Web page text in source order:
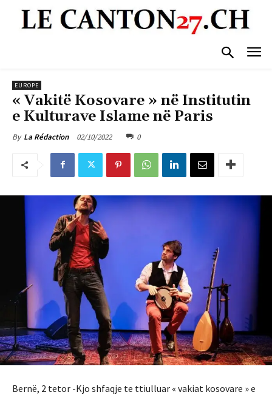
EUROPE
« Vakitë Kosovare » në Institutin
e Kulturave Islame në Paris
By La Rédaction 02/10/2022 0
Bernë, 2 tetor -Kjo shfaqje te ttiulluar « vakiat kosovare » e